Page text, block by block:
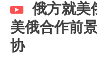
俄方就美
美俄合作前
协